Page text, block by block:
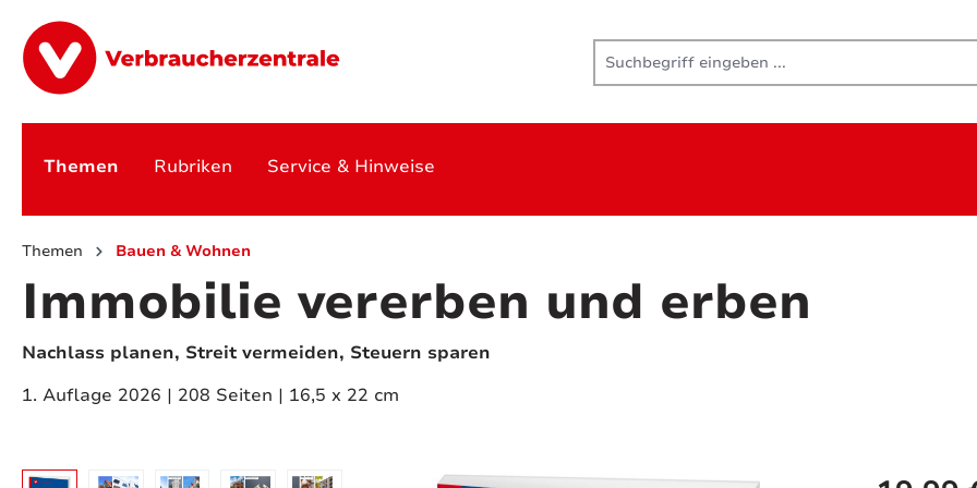
Themen Rubriken Service & Hinweise
Themen Bauen & Wohnen
Immobilie vererben und erben
Nachlass planen, Streit vermeiden, Steuern sparen
1. Auflage 2026 | 208 Seiten | 16,5 x 22 cm
Bildergalerie überspringen